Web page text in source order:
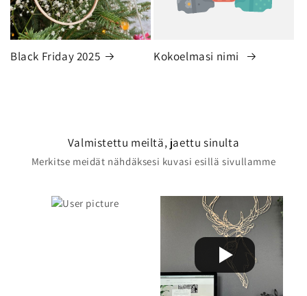
Black Friday 2025 Kokoelmasi nimi
Valmistettu meiltä, jaettu sinulta
Merkitse meidät nähdäksesi kuvasi esillä sivullamme